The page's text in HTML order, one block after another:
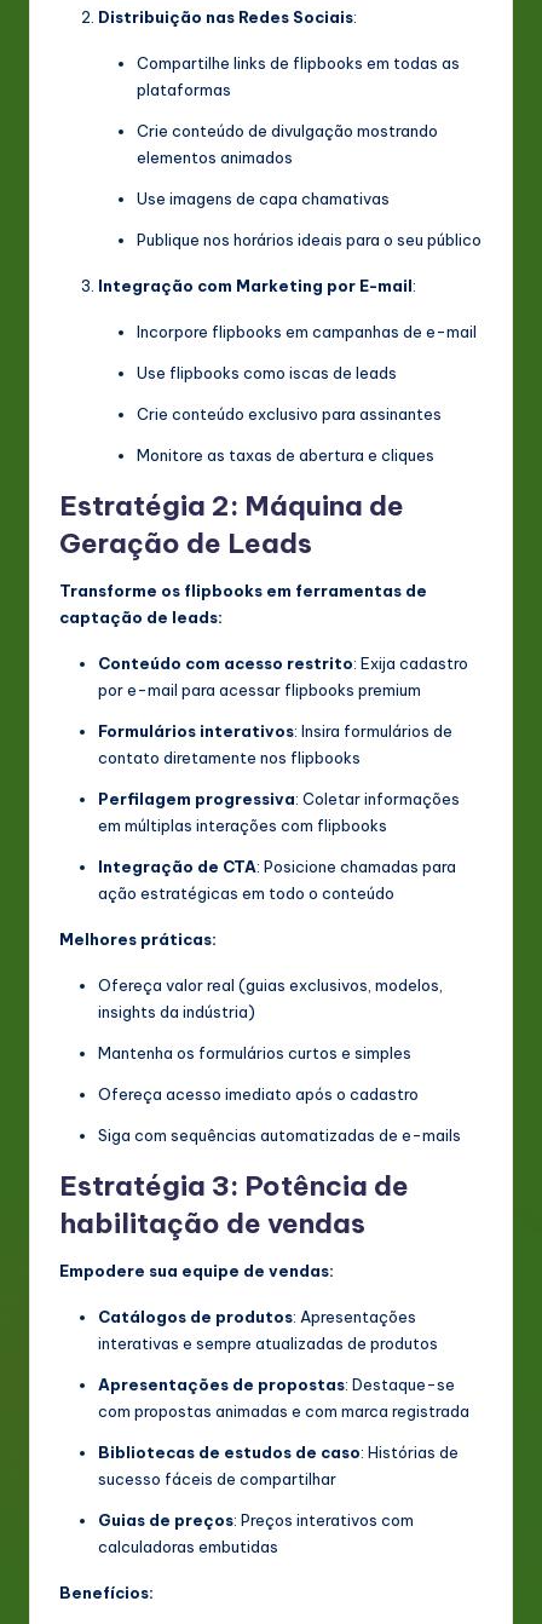
Distribuição nas Redes Sociais:
Compartilhe links de flipbooks em todas as
plataformas
Crie conteúdo de divulgação mostrando
elementos animados
Use imagens de capa chamativas
Publique nos horários ideais para o seu público
Integração com Marketing por E-mail:
Incorpore flipbooks em campanhas de e-mail
Use flipbooks como iscas de leads
Crie conteúdo exclusivo para assinantes
Monitore as taxas de abertura e cliques
Estratégia 2: Máquina de
Geração de Leads
Transforme os flipbooks em ferramentas de
captação de leads:
Conteúdo com acesso restrito: Exija cadastro
por e-mail para acessar flipbooks premium
Formulários interativos: Insira formulários de
contato diretamente nos flipbooks
Perfilagem progressiva: Coletar informações
em múltiplas interações com flipbooks
Integração de CTA: Posicione chamadas para
ação estratégicas em todo o conteúdo
Melhores práticas:
Ofereça valor real (guias exclusivos, modelos,
insights da indústria)
Mantenha os formulários curtos e simples
Ofereça acesso imediato após o cadastro
Siga com sequências automatizadas de e-mails
Estratégia 3: Potência de
habilitação de vendas
Empodere sua equipe de vendas:
Catálogos de produtos: Apresentações
interativas e sempre atualizadas de produtos
Apresentações de propostas: Destaque-se
com propostas animadas e com marca registrada
Bibliotecas de estudos de caso: Histórias de
sucesso fáceis de compartilhar
Guias de preços: Preços interativos com
calculadoras embutidas
Benefícios: